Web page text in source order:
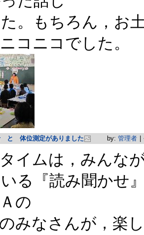
。もちろん，お
コニコでした。
と 体位測定がありました by: 管理者
イムは，みんな
る『読み聞かせ
の
みなさんが，楽